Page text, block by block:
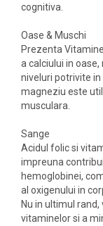
cognitiva.
Oase & Muschi
Prezenta
a calciului in
niveluri potrivite
magneziu este
musculara.
Sange
Acidul folic si
impreuna
hemoglobinei,
al oxigenului in
Nu in ultimul
vitaminelor si a